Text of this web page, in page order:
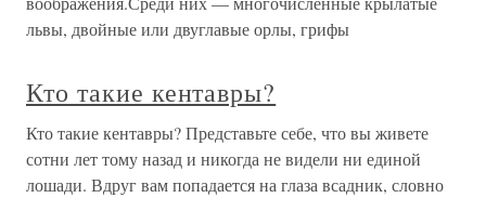
львы, двойные или двуглавые орлы, грифы
Кто такие кентавры?
Кто такие кентавры? Представьте себе, что вы живете
сотни лет тому назад и никогда не видели ни единой
лошади. Вдруг вам попадается на глаза всадник, словно